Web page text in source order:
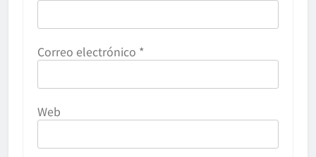
Correo electrónico *
Web